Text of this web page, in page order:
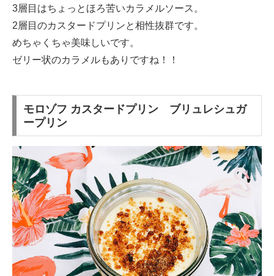
3層目はちょっとほろ苦いカラメルソース。
2層目のカスタードプリンと相性抜群です。
めちゃくちゃ美味しいです。
ゼリー状のカラメルもありですね！！
モロゾフ カスタードプリン ブリュレシュガ
ープリン